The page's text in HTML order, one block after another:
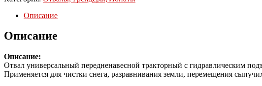
Описание
Описание
Описание:
Отвал универсальный передненавесной тракторный с гидравлическим
Применяется для чистки снега, разравнивания земли, перемещения